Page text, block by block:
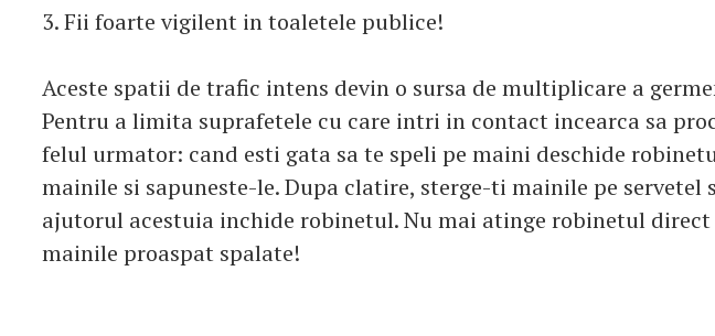
3. Fii foarte vigilent in toaletele publice!
Aceste spatii de trafic intens devin o sursa de multiplicare a
Pentru a limita suprafetele cu care intri in contact incearca sa
felul urmator: cand esti gata sa te speli pe maini deschide
mainile si sapuneste-le. Dupa clatire, sterge-ti mainile pe servetel
ajutorul acestuia inchide robinetul. Nu mai atinge robinetul direct
mainile proaspat spalate!